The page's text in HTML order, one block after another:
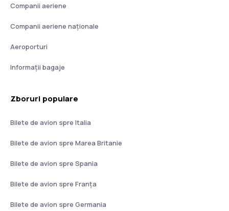
Companii aeriene
Companii aeriene naţionale
Aeroporturi
Informații bagaje
Zboruri populare
Bilete de avion spre Italia
Bilete de avion spre Marea Britanie
Bilete de avion spre Spania
Bilete de avion spre Franţa
Bilete de avion spre Germania